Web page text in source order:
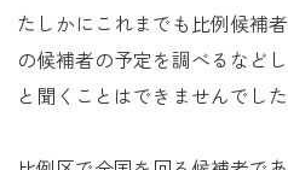
たしかにこれまでも比例候補
の候補者の予定を調べるなど
と聞くことはできませんでした